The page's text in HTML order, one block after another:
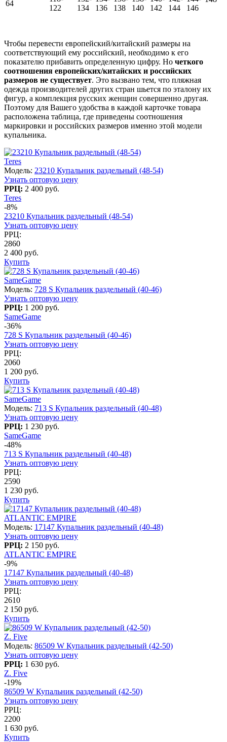
64
122
134
136
138
140
142
144
146
Чтобы перевести европейский/китайский размеры на
соответствующий ему российский, необходимо к его
показателю прибавить определенную цифру. Но четкого
соотношения европейских/китайских и российских
размеров не существует. Это вызвано тем, что пляжная
одежда производителей других стран шьется по эталону их
фигур, а комплекция русских женщин совершенно другая.
Поэтому для Вашего удобства в каждой карточке товара
расположена таблица, где приведены соотношения
маркировки и российских размеров именно этой модели
купальника.
Teres
Модель: 23210 Купальник раздельный (48-54)
Узнать оптовую цену
РРЦ: 2 400 руб.
Teres
-8%
23210 Купальник раздельный (48-54)
Узнать оптовую цену
РРЦ:
2860
2 400 руб.
Купить
SameGame
Модель: 728 S Купальник раздельный (40-46)
Узнать оптовую цену
РРЦ: 1 200 руб.
SameGame
-36%
728 S Купальник раздельный (40-46)
Узнать оптовую цену
РРЦ:
2060
1 200 руб.
Купить
SameGame
Модель: 713 S Купальник раздельный (40-48)
Узнать оптовую цену
РРЦ: 1 230 руб.
SameGame
-48%
713 S Купальник раздельный (40-48)
Узнать оптовую цену
РРЦ:
2590
1 230 руб.
Купить
ATLANTIC EMPIRE
Модель: 17147 Купальник раздельный (40-48)
Узнать оптовую цену
РРЦ: 2 150 руб.
ATLANTIC EMPIRE
-9%
17147 Купальник раздельный (40-48)
Узнать оптовую цену
РРЦ:
2610
2 150 руб.
Купить
Z. Five
Модель: 86509 W Купальник раздельный (42-50)
Узнать оптовую цену
РРЦ: 1 630 руб.
Z. Five
-19%
86509 W Купальник раздельный (42-50)
Узнать оптовую цену
РРЦ:
2200
1 630 руб.
Купить